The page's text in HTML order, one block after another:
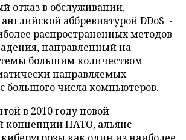
отказ в обслуживании,
аббревиатурой DDoS -
распространенных методов
направленный на
большим количеством
направляемых
большого числа компьютеров.
в 2010 году новой
концепции НАТО, альянс